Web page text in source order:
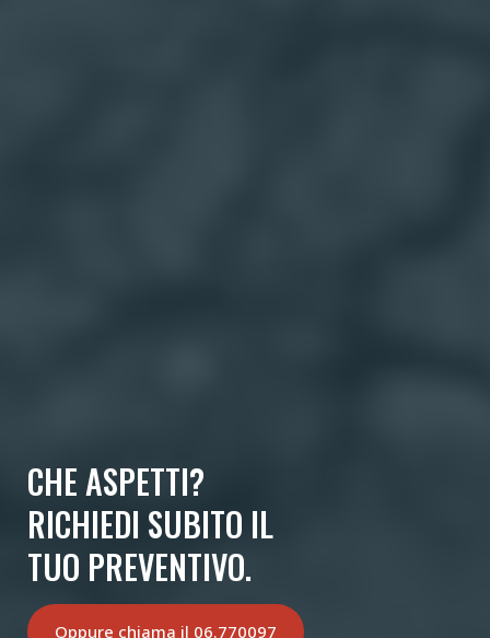
CHE ASPETTI?
RICHIEDI SUBITO IL
TUO PREVENTIVO.
Oppure chiama il 06.770097